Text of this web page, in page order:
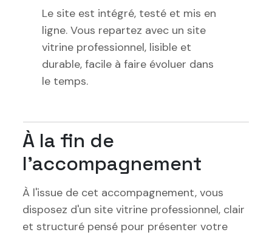
Le site est intégré, testé et mis en
ligne. Vous repartez avec un site
vitrine professionnel, lisible et
durable, facile à faire évoluer dans
le temps.
À la fin de
l'accompagnement
À l'issue de cet accompagnement, vous
disposez d'un site vitrine professionnel, clair
et structuré pensé pour présenter votre